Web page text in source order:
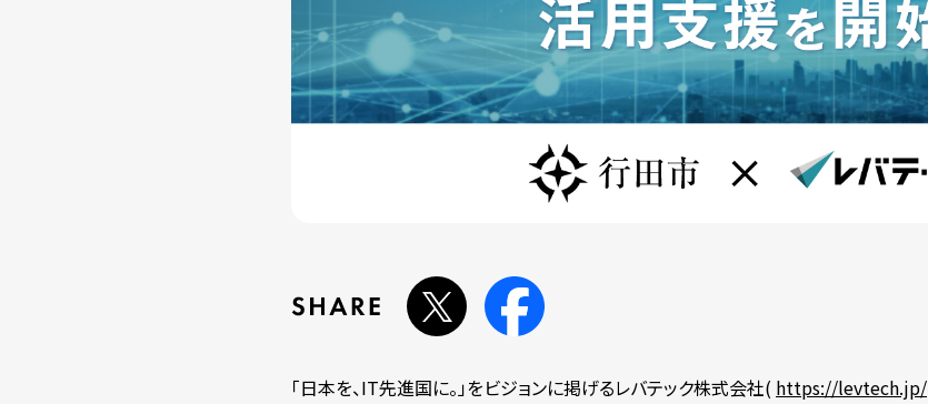
「日本を、IT先進国に。」をビジョンに掲げるレバテック株式会社( https://levtech.jp/